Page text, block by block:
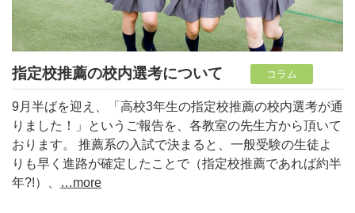
指定校推薦の校内選考について コラム
9月半ばを迎え、「高校3年生の指定校推薦の校内選考が通
りました！」というご報告を、各教室の先生方から頂いて
おります。 推薦系の入試で決まると、一般受験の生徒よ
りも早く進路が確定したことで（指定校推薦であれば約半
年?!）、
…more